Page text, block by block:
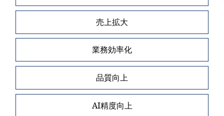
売上拡大
業務効率化
品質向上
AI精度向上